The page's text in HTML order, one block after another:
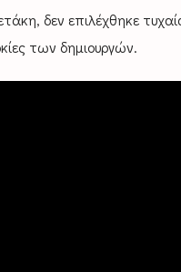
δεν επιλέχθηκε
των δημιουργών.